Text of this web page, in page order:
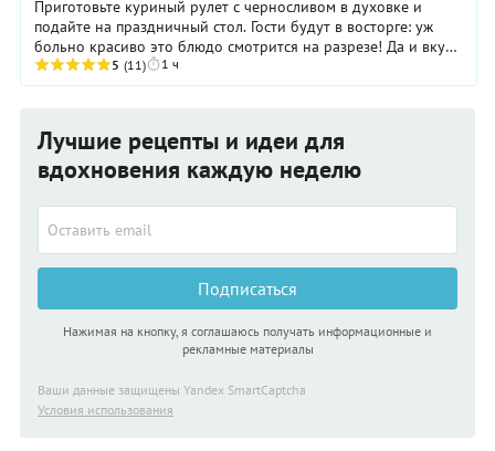
Приготовьте куриный рулет с черносливом в духовке и
подайте на праздничный стол. Гости будут в восторге: уж
больно красиво это блюдо смотрится на разрезе! Да и вкус
такого горячего тоже никого не ...
5 (11) 1 ч
Лучшие рецепты и идеи для
вдохновения каждую неделю
Подписаться
Нажимая на кнопку, я соглашаюсь получать информационные и
рекламные материалы
Ваши данные защищены Yandex SmartCaptcha
Условия использования